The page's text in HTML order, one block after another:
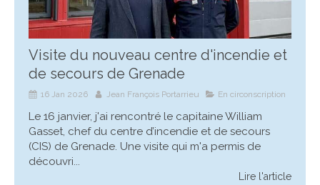
Visite du nouveau centre d'incendie et
de secours de Grenade
16 Jan 2026 Jean François Portarrieu En circonscription
Le 16 janvier, j'ai rencontré le capitaine William
Gasset, chef du centre d’incendie et de secours
(CIS) de Grenade. Une visite qui m'a permis de
découvri...
Lire l'article